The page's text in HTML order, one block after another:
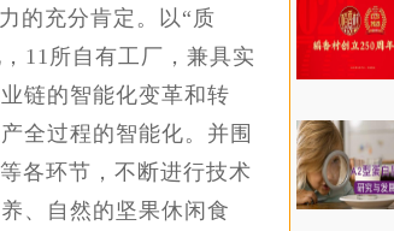
的充分肯定。以“质
11所自有工厂，兼具实
链的智能化变革和转
全过程的智能化。并围
各环节，不断进行技术
、自然的坚果休闲食